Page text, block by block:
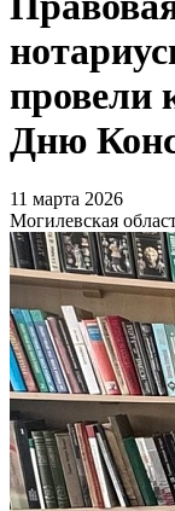
провели
Дню
11 марта 2026
Могилевская